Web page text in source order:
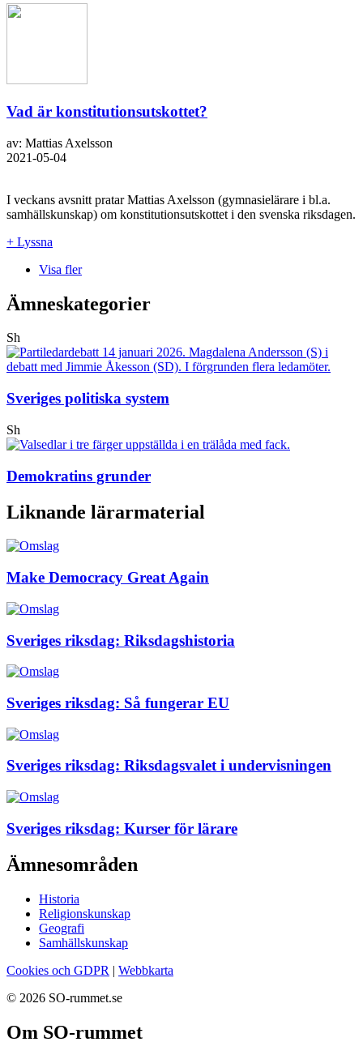
Vad är konstitutionsutskottet?
av: Mattias Axelsson
2021-05-04
I veckans avsnitt pratar Mattias Axelsson (gymnasielärare i bl.a.
samhällskunskap) om konstitutionsutskottet i den svenska riksdagen.
+ Lyssna
Visa fler
Ämneskategorier
Sh
Sveriges politiska system
Sh
Demokratins grunder
Liknande lärarmaterial
Make Democracy Great Again
Sveriges riksdag: Riksdagshistoria
Sveriges riksdag: Så fungerar EU
Sveriges riksdag: Riksdagsvalet i undervisningen
Sveriges riksdag: Kurser för lärare
Ämnesområden
Historia
Religionskunskap
Geografi
Samhällskunskap
Cookies och GDPR | Webbkarta
© 2026 SO-rummet.se
Om SO-rummet